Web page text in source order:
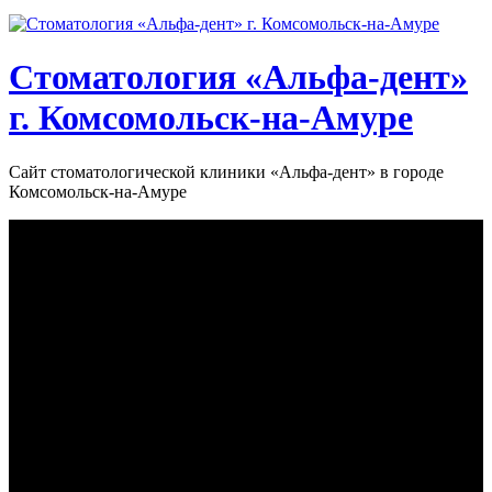
Стоматология «‎Альфа-дент»‎
г. Комсомольск-на-Амуре
Сайт стоматологической клиники «‎Альфа-дент» в городе
Комсомольск-на-Амуре